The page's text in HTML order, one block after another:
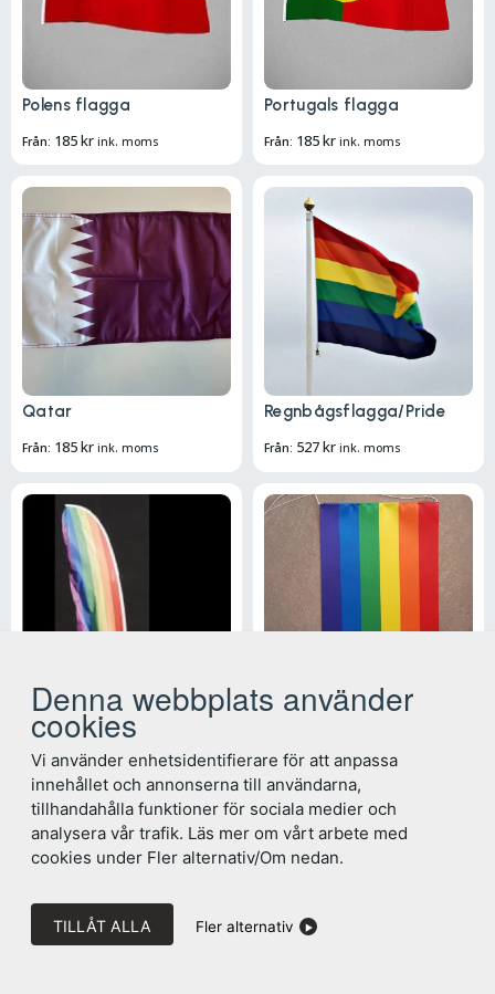
Denna webbplats använder
cookies
Vi använder enhetsidentifierare för att anpassa
innehållet och annonserna till användarna,
tillhandahålla funktioner för sociala medier och
analysera vår trafik. Läs mer om vårt arbete med
cookies under Fler alternativ/Om nedan.
TILLÅT ALLA Fler alternativ
Polens flagga
Från: 185kr ink. moms
Portugals flagga
Från: 185kr ink. moms
Qatar
Från: 185kr ink. moms
Regnbågsflagga/Pride
Från: 527kr ink. moms
Regnbågsflagga beach
2 089kr ink. moms
185kr ink. moms